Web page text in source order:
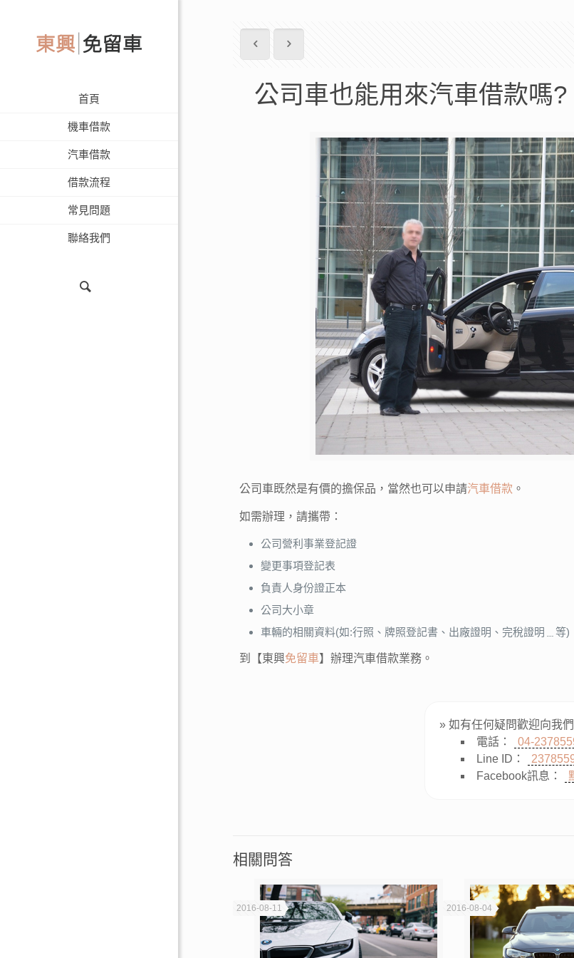
首頁
機車借款
汽車借款
借款流程
常見問題
聯絡我們
公司車也能用來汽車借款嗎?
公司車既然是有價的擔保品，當然也可以申請汽車借款 。
如需辦理，請攜帶：
公司營利事業登記證
變更事項登記表
負責人身份證正本
公司大小章
車輛的相關資料(如:行照、牌照登記書、出廠證明、完稅證明﹍等)
到【東興免留車】辦理汽車借款業務。
» 如有任何疑問歡迎向我們
電話：
04-
Line ID：
Facebook訊息：
相關問答
2016-08-11 2016-08-04